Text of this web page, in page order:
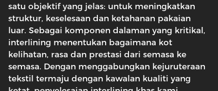
satu objektif yang jelas: untuk meningkatkan
struktur, keselesaan dan ketahanan pakaian
luar. Sebagai komponen dalaman yang kritikal,
interlining menentukan bagaimana kot
kelihatan, rasa dan prestasi dari semasa ke
semasa. Dengan menggabungkan kejuruteraan
tekstil termaju dengan kawalan kualiti yang